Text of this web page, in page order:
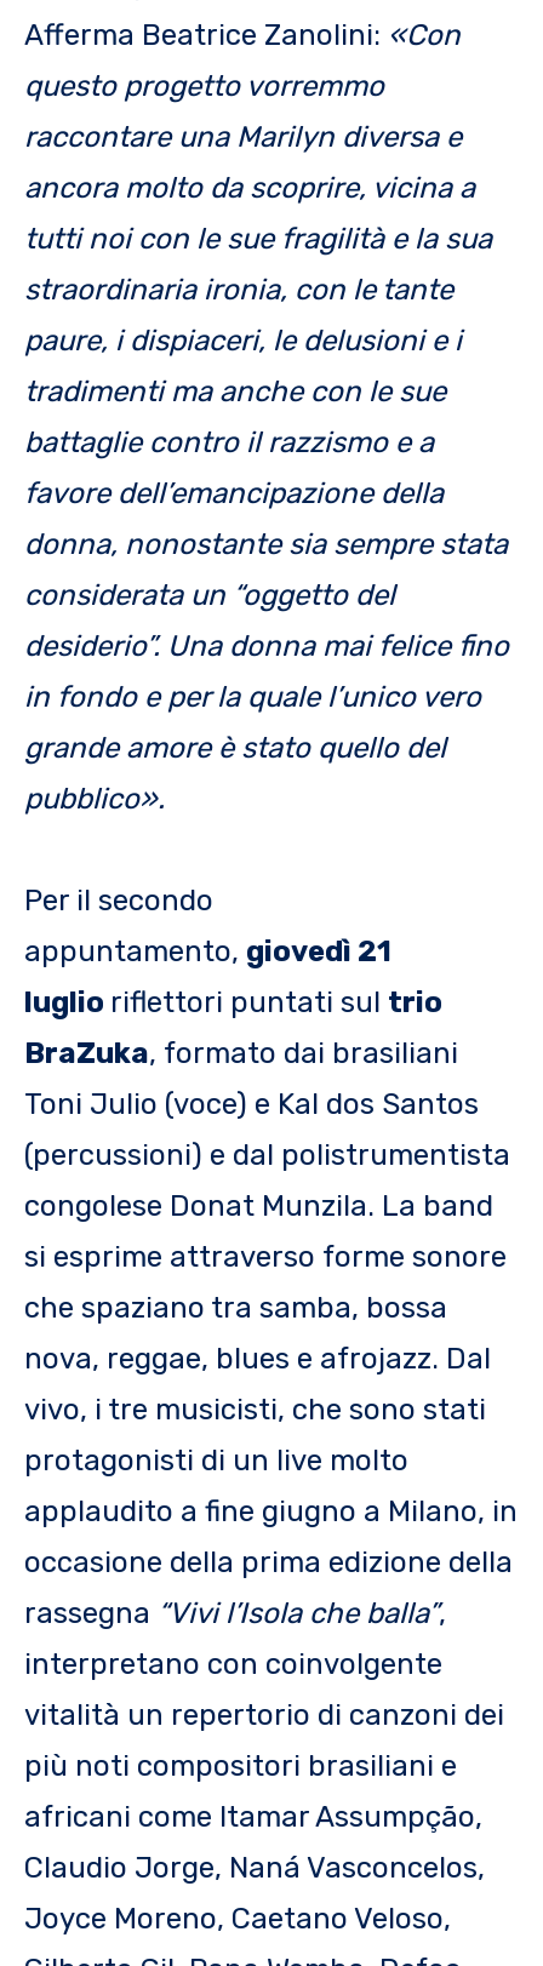
Afferma Beatrice Zanolini: «Con
questo progetto vorremmo
raccontare una Marilyn diversa e
ancora molto da scoprire, vicina a
tutti noi con le sue fragilità e la sua
straordinaria ironia, con le tante
paure, i dispiaceri, le delusioni e i
tradimenti ma anche con le sue
battaglie contro il razzismo e a
favore dell’emancipazione della
donna, nonostante sia sempre stata
considerata un “oggetto del
desiderio”. Una donna mai felice fino
in fondo e per la quale l’unico vero
grande amore è stato quello del
pubblico».
Per il secondo
appuntamento, giovedì 21
luglio riflettori puntati sul trio
BraZuka, formato dai brasiliani
Toni Julio (voce) e Kal dos Santos
(percussioni) e dal polistrumentista
congolese Donat Munzila. La band
si esprime attraverso forme sonore
che spaziano tra samba, bossa
nova, reggae, blues e afrojazz. Dal
vivo, i tre musicisti, che sono stati
protagonisti di un live molto
applaudito a fine giugno a Milano, in
occasione della prima edizione della
rassegna “Vivi l’Isola che balla”,
interpretano con coinvolgente
vitalità un repertorio di canzoni dei
più noti compositori brasiliani e
africani come Itamar Assumpção,
Claudio Jorge, Naná Vasconcelos,
Joyce Moreno, Caetano Veloso,